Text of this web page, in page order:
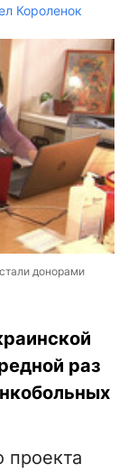
Короленок
донорами
раз
проекта